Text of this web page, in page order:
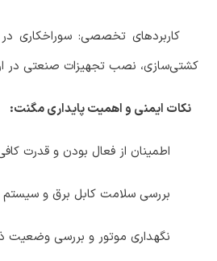
کاربردهای تخصصی: سوراخکاری در
کشتی‌سازی، نصب تجهیزات صنعتی در
‏ نکات ایمنی و اهمیت پایداری مگنت:
اطمینان از فعال بودن و قدرت
بررسی سلامت کابل برق و سیستم
نگهداری موتور و بررسی وضعیت